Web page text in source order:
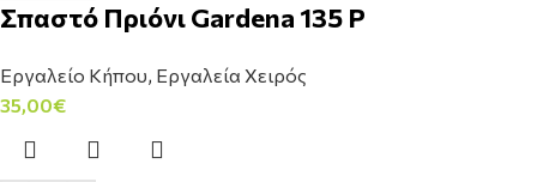
Σπαστό Πριόνι Gardena 135 P
Εργαλείο Κήπου, Εργαλεία Χειρός
35,00€